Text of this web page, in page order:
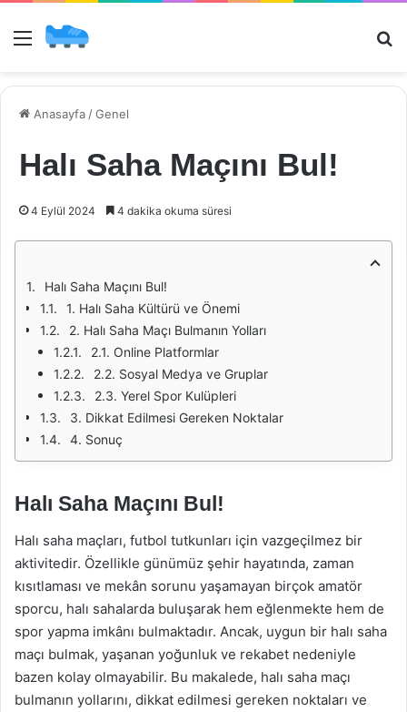
Menü
Anasayfa /Genel
Halı Saha Maçını Bul!
4 Eylül 2024 4 dakika okuma süresi
Halı Saha Maçını Bul!
1. Halı Saha Kültürü ve Önemi
2. Halı Saha Maçı Bulmanın Yolları
2.1. Online Platformlar
2.2. Sosyal Medya ve Gruplar
2.3. Yerel Spor Kulüpleri
3. Dikkat Edilmesi Gereken Noktalar
4. Sonuç
Halı Saha Maçını Bul!
Halı saha maçları, futbol tutkunları için vazgeçilmez bir
aktivitedir. Özellikle günümüz şehir hayatında, zaman
kısıtlaması ve mekân sorunu yaşamayan birçok amatör
sporcu, halı sahalarda buluşarak hem eğlenmekte hem de
spor yapma imkânı bulmaktadır. Ancak, uygun bir halı saha
maçı bulmak, yaşanan yoğunluk ve rekabet nedeniyle
bazen kolay olmayabilir. Bu makalede, halı saha maçı
bulmanın yollarını, dikkat edilmesi gereken noktaları ve